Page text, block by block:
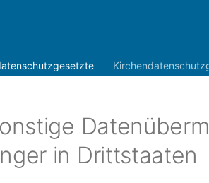
in Drittstaaten